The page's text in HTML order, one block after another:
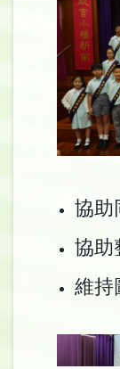
協助
協助
維持